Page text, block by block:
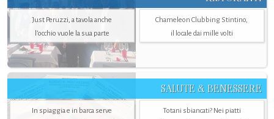
Just Peruzzi, a tavola anche
l’occhio vuole la sua parte
Chameleon Clubbing Stintino,
il locale dai mille volti
SALUTE & BENESSERE
In spiaggia e in barca serve
Totani sbiancati? Nei piatti